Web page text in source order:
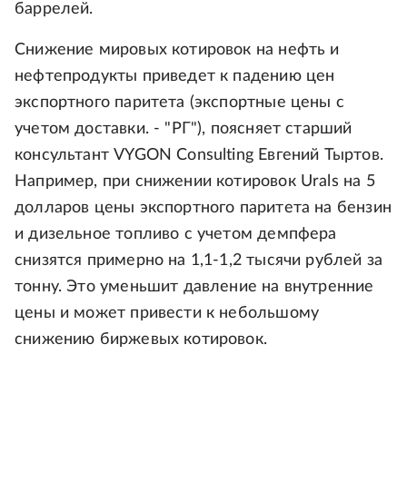
баррелей.
Снижение мировых котировок на нефть и
нефтепродукты приведет к падению цен
экспортного паритета (экспортные цены с
учетом доставки. - "РГ"), поясняет старший
консультант VYGON Consulting Евгений Тыртов.
Например, при снижении котировок Urals на 5
долларов цены экспортного паритета на бензин
и дизельное топливо с учетом демпфера
снизятся примерно на 1,1-1,2 тысячи рублей за
тонну. Это уменьшит давление на внутренние
цены и может привести к небольшому
снижению биржевых котировок.